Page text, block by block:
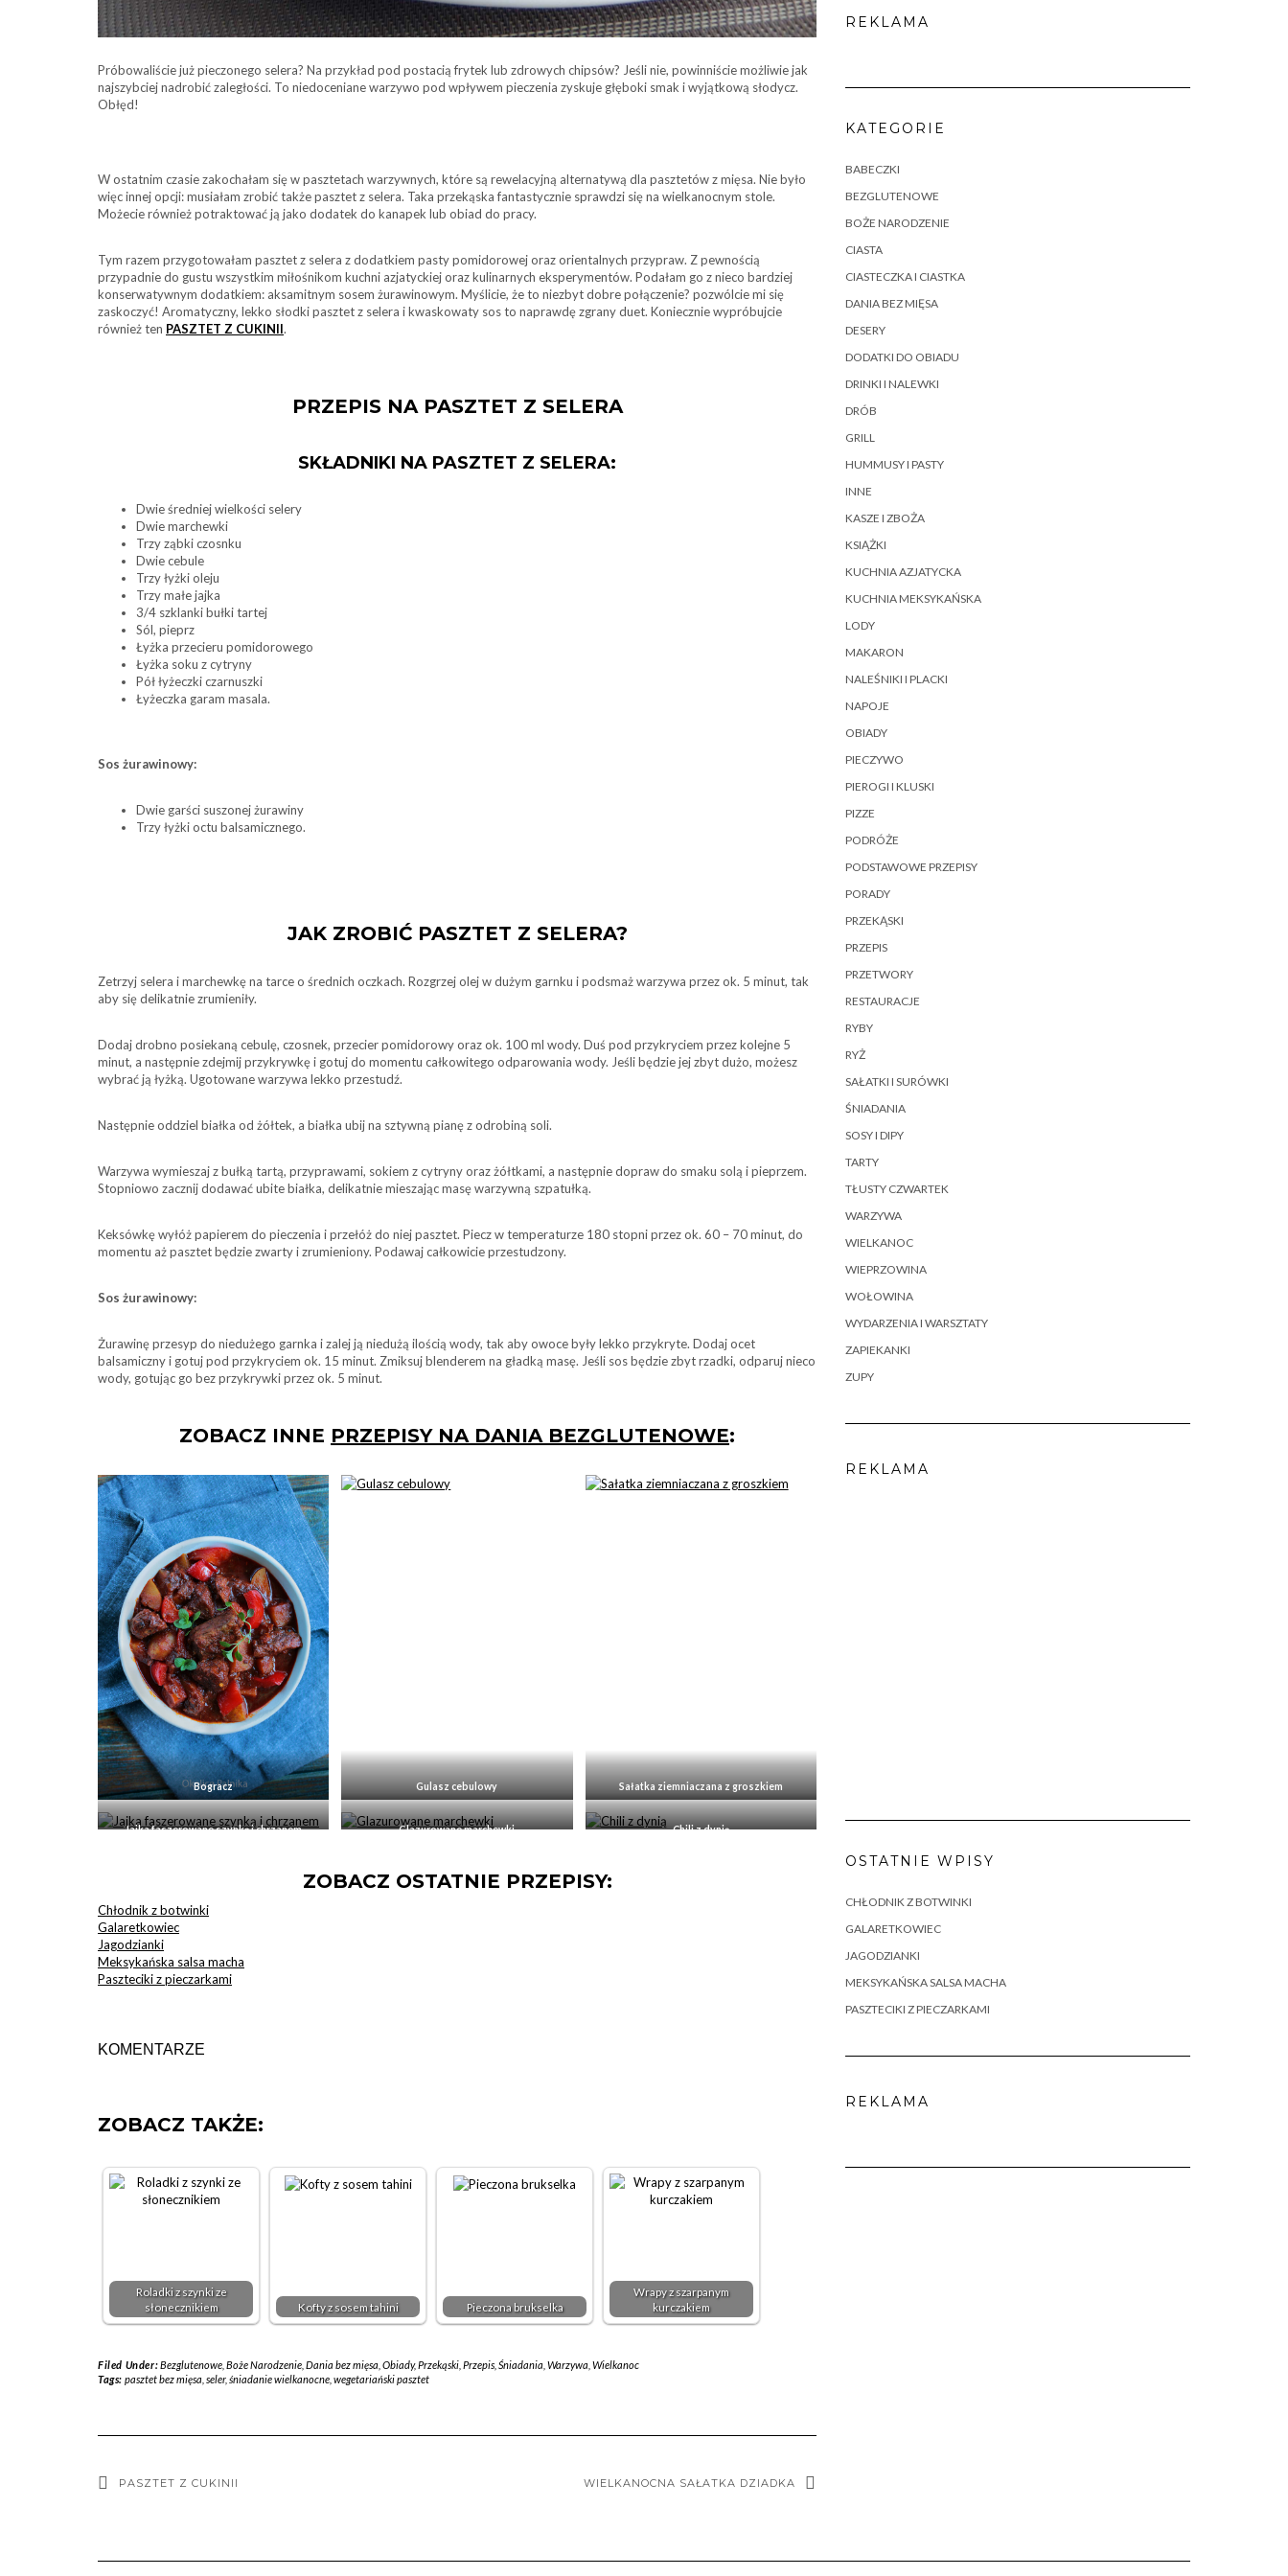
Próbowaliście już pieczonego selera? Na przykład pod postacią frytek lub zdrowych chipsów? Jeśli nie, powinniście możliwie jak
najszybciej nadrobić zaległości. To niedoceniane warzywo pod wpływem pieczenia zyskuje głęboki smak i wyjątkową słodycz.
Obłęd!
W ostatnim czasie zakochałam się w pasztetach warzywnych, które są rewelacyjną alternatywą dla pasztetów z mięsa. Nie było
więc innej opcji: musiałam zrobić także pasztet z selera. Taka przekąska fantastycznie sprawdzi się na wielkanocnym stole.
Możecie również potraktować ją jako dodatek do kanapek lub obiad do pracy.
Tym razem przygotowałam pasztet z selera z dodatkiem pasty pomidorowej oraz orientalnych przypraw. Z pewnością
przypadnie do gustu wszystkim miłośnikom kuchni azjatyckiej oraz kulinarnych eksperymentów. Podałam go z nieco bardziej
konserwatywnym dodatkiem: aksamitnym sosem żurawinowym. Myślicie, że to niezbyt dobre połączenie? pozwólcie mi się
zaskoczyć! Aromatyczny, lekko słodki pasztet z selera i kwaskowaty sos to naprawdę zgrany duet. Koniecznie wypróbujcie
również ten PASZTET Z CUKINII.
PRZEPIS NA PASZTET Z SELERA
SKŁADNIKI NA PASZTET Z SELERA:
Dwie średniej wielkości selery
Dwie marchewki
Trzy ząbki czosnku
Dwie cebule
Trzy łyżki oleju
Trzy małe jajka
3/4 szklanki bułki tartej
Sól, pieprz
Łyżka przecieru pomidorowego
Łyżka soku z cytryny
Pół łyżeczki czarnuszki
Łyżeczka garam masala.
Sos żurawinowy:
Dwie garści suszonej żurawiny
Trzy łyżki octu balsamicznego.
JAK ZROBIĆ PASZTET Z SELERA?
Zetrzyj selera i marchewkę na tarce o średnich oczkach. Rozgrzej olej w dużym garnku i podsmaż warzywa przez ok. 5 minut, tak
aby się delikatnie zrumieniły.
Dodaj drobno posiekaną cebulę, czosnek, przecier pomidorowy oraz ok. 100 ml wody. Duś pod przykryciem przez kolejne 5
minut, a następnie zdejmij przykrywkę i gotuj do momentu całkowitego odparowania wody. Jeśli będzie jej zbyt dużo, możesz
wybrać ją łyżką. Ugotowane warzywa lekko przestudź.
Następnie oddziel białka od żółtek, a białka ubij na sztywną pianę z odrobiną soli.
Warzywa wymieszaj z bułką tartą, przyprawami, sokiem z cytryny oraz żółtkami, a następnie dopraw do smaku solą i pieprzem.
Stopniowo zacznij dodawać ubite białka, delikatnie mieszając masę warzywną szpatułką.
Keksówkę wyłóż papierem do pieczenia i przełóż do niej pasztet. Piecz w temperaturze 180 stopni przez ok. 60 – 70 minut, do
momentu aż pasztet będzie zwarty i zrumieniony. Podawaj całkowicie przestudzony.
Sos żurawinowy:
Żurawinę przesyp do niedużego garnka i zalej ją niedużą ilością wody, tak aby owoce były lekko przykryte. Dodaj ocet
balsamiczny i gotuj pod przykryciem ok. 15 minut. Zmiksuj blenderem na gładką masę. Jeśli sos będzie zbyt rzadki, odparuj nieco
wody, gotując go bez przykrywki przez ok. 5 minut.
ZOBACZ INNE PRZEPISY NA DANIA BEZGLUTENOWE:
Bogracz Gulasz cebulowy Sałatka ziemniaczana z groszkiem
Jajka faszerowane szynką i chrzanem Glazurowane marchewki Chili z dynią
ZOBACZ OSTATNIE PRZEPISY:
Chłodnik z botwinki
Galaretkowiec
Jagodzianki
Meksykańska salsa macha
Paszteciki z pieczarkami
KOMENTARZE
ZOBACZ TAKŻE:
Roladki z szynki ze
słonecznikiem
Kofty z sosem tahini Pieczona brukselka
Wrapy z szarpanym
kurczakiem
Filed Under:Bezglutenowe, Boże Narodzenie, Dania bez mięsa Obiady,Przekąski, Przepis, Śniadania Warzywa Wielkanoc
Tags: pasztet bez mięsa seler, śniadanie wielkanocne, wegetariański pasztet
PASZTET Z CUKINII WIELKANOCNA SAŁATKA DZIADKA
REKLAMA
KATEGORIE
BABECZKI
BEZGLUTENOWE
BOŻE NARODZENIE
CIASTA
CIASTECZKA I CIASTKA
DANIA BEZ MIĘSA
DESERY
DODATKI DO OBIADU
DRINKI I NALEWKI
DRÓB
GRILL
HUMMUSY I PASTY
INNE
KASZE I ZBOŻA
KSIĄŻKI
KUCHNIA AZJATYCKA
KUCHNIA MEKSYKAŃSKA
LODY
MAKARON
NALEŚNIKI I PLACKI
NAPOJE
OBIADY
PIECZYWO
PIEROGI I KLUSKI
PIZZE
PODRÓŻE
PODSTAWOWE PRZEPISY
PORADY
PRZEKĄSKI
PRZEPIS
PRZETWORY
RESTAURACJE
RYBY
RYŻ
SAŁATKI I SURÓWKI
ŚNIADANIA
SOSY I DIPY
TARTY
TŁUSTY CZWARTEK
WARZYWA
WIELKANOC
WIEPRZOWINA
WOŁOWINA
WYDARZENIA I WARSZTATY
ZAPIEKANKI
ZUPY
REKLAMA
OSTATNIE WPISY
CHŁODNIK Z BOTWINKI
GALARETKOWIEC
JAGODZIANKI
MEKSYKAŃSKA SALSA MACHA
PASZTECIKI Z PIECZARKAMI
REKLAMA